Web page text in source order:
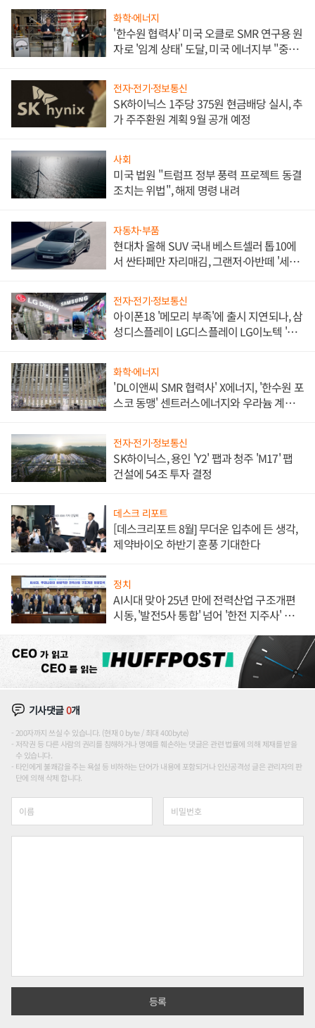
화학·에너지
'한수원 협력사' 미국 오클로 SMR 연구용 원
자로 '임계 상태' 도달, 미국 에너지부 "중요
전자·전기·정보통신
SK하이닉스 1주당 375원 현금배당 실시, 추
가 주주환원 계획 9월 공개 예정
사회
미국 법원 "트럼프 정부 풍력 프로젝트 동결
조치는 위법", 해제 명령 내려
자동차·부품
현대차 올해 SUV 국내 베스트셀러 톱10에
서 싼타페만 자리매김, 그랜저·아반떼 '세단
전자·전기·정보통신
아이폰18 '메모리 부족'에 출시 지연되나, 삼
성디스플레이 LG디스플레이 LG이노텍 '탈
화학·에너지
'DL이앤씨 SMR 협력사' X에너지, '한수원 포
스코 동맹' 센트러스에너지와 우라늄 계약
전자·전기·정보통신
SK하이닉스, 용인 'Y2' 팹과 청주 'M17' 팹
건설에 54조 투자 결정
데스크 리포트
[데스크리포트 8월] 무더운 입추에 든 생각,
제약바이오 하반기 훈풍 기대한다
정치
AI시대 맞아 25년 만에 전력산업 구조개편
시동, '발전5사 통합' 넘어 '한전 지주사' 재편
기사댓글0개
200자까지 쓰실 수 있습니다. (현재 0 byte / 최대 400byte)
저작권 등 다른 사람의 권리를 침해하거나 명예를 훼손하는 댓글은 관련 법률에 의해 제재를 받을
수 있습니다.
타인에게 불쾌감을 주는 욕설 등 비하하는 단어가 내용에 포함되거나 인신공격성 글은 관리자의 판
단에 의해 삭제 합니다.